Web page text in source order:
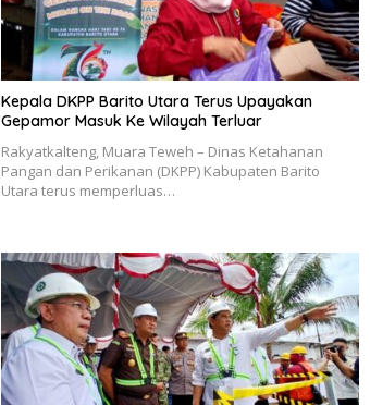
Kepala DKPP Barito Utara Terus Upayakan
Gepamor Masuk Ke Wilayah Terluar
Rakyatkalteng, Muara Teweh – Dinas Ketahanan
Pangan dan Perikanan (DKPP) Kabupaten Barito
Utara terus memperluas…